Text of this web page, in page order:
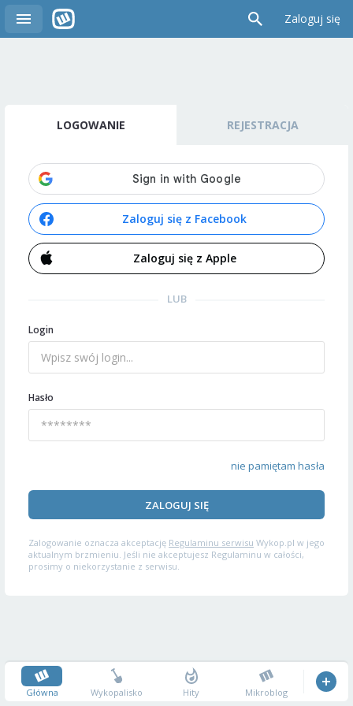
Zaloguj się
LOGOWANIE REJESTRACJA
Zaloguj się z Facebook
Zaloguj się z Apple
LUB
Login
Hasło
nie pamiętam hasła
ZALOGUJ SIĘ
Zalogowanie oznacza akceptację Regulaminu serwisu Wykop.pl w jego
aktualnym brzmieniu. Jeśli nie akceptujesz Regulaminu w całości,
prosimy o niekorzystanie z serwisu.
Główna Wykopalisko Hity Mikroblog